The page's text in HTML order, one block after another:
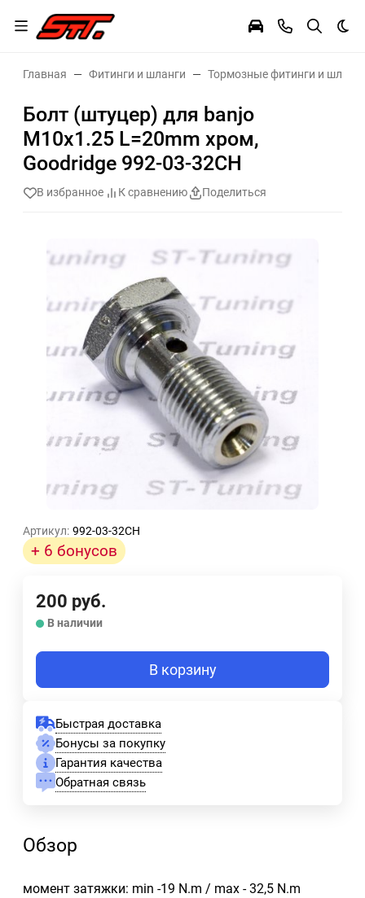
Главная Фитинги и шланги Тормозные фитинги и
Болт (штуцер) для banjo
M10x1.25 L=20mm хром,
Goodridge 992-03-32CH
В избранное К сравнению Поделиться
Артикул: 992-03-32CH
+ 6 бонусов
200 руб.
В наличии
В корзину
Быстрая доставка
Бонусы за покупку
Гарантия качества
Обратная связь
Обзор
момент затяжки: min -19 N.m / max - 32,5 N.m